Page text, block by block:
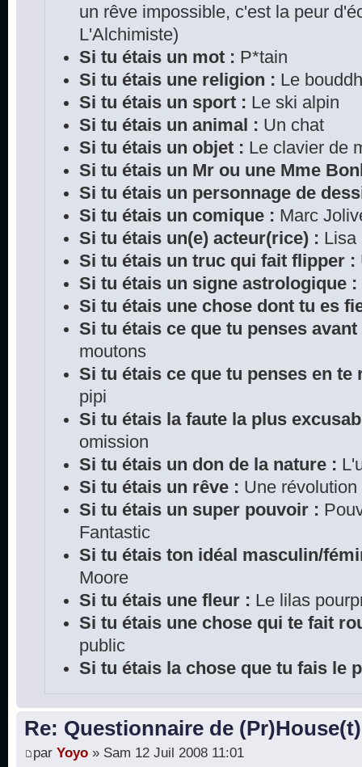
un rêve impossible, c'est la peur
L'Alchimiste)
Si tu étais un mot : P*tain
Si tu étais une religion : Le
Si tu étais un sport : Le ski alpin
Si tu étais un animal : Un chat
Si tu étais un objet : Le clavier de
Si tu étais un Mr ou une Mme
Si tu étais un personnage de
Si tu étais un comique : Marc
Si tu étais un(e) acteur(rice) : Lisa
Si tu étais un truc qui fait flipper :
Si tu étais un signe astrologique :
Si tu étais une chose dont tu es
Si tu étais ce que tu penses
moutons
Si tu étais ce que tu penses en te
pipi
Si tu étais la faute la plus
omission
Si tu étais un don de la nature :
Si tu étais un rêve : Une révolution
Si tu étais un super pouvoir :
Fantastic
Si tu étais ton idéal masculin/
Moore
Si tu étais une fleur : Le lilas
Si tu étais une chose qui te fait
public
Si tu étais la chose que tu fais le
Re: Questionnaire de (Pr)House(t)
par Yoyo » Sam 12 Juil 2008 11:01